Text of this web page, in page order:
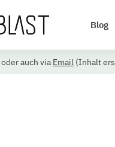
Blog
oder auch via Email (Inhalt